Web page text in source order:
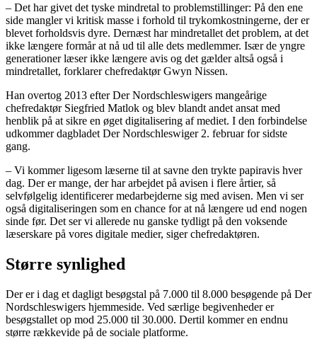
– Det har givet det tyske mindretal to problemstillinger: På den ene
side mangler vi kritisk masse i forhold til trykomkostningerne, der er
blevet forholdsvis dyre. Dernæst har mindretallet det problem, at det
ikke længere formår at nå ud til alle dets medlemmer. Især de yngre
generationer læser ikke længere avis og det gælder altså også i
mindretallet, forklarer chefredaktør Gwyn Nissen.
Han overtog 2013 efter Der Nordschleswigers mangeårige
chefredaktør Siegfried Matlok og blev blandt andet ansat med
henblik på at sikre en øget digitalisering af mediet. I den forbindelse
udkommer dagbladet Der Nordschleswiger 2. februar for sidste
gang.
– Vi kommer ligesom læserne til at savne den trykte papiravis hver
dag. Der er mange, der har arbejdet på avisen i flere årtier, så
selvfølgelig identificerer medarbejderne sig med avisen. Men vi ser
også digitaliseringen som en chance for at nå længere ud end nogen
sinde før. Det ser vi allerede nu ganske tydligt på den voksende
læserskare på vores digitale medier, siger chefredaktøren.
Større synlighed
Der er i dag et dagligt besøgstal på 7.000 til 8.000 besøgende på Der
Nordschleswigers hjemmeside. Ved særlige begivenheder er
besøgstallet op mod 25.000 til 30.000. Dertil kommer en endnu
større rækkevide på de sociale platforme.